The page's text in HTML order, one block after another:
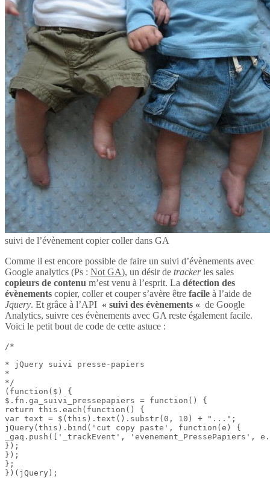
suivi de l’évènement copier coller dans GA
Comme il est encore possible de faire un suivi d’évènements avec
Google analytics (Ps : Not GA), un désir de trackerles sales
copieurs de contenu m’est venu à l’esprit. La détection des
évènements copier, coller et couper s’avère être facile à l’aide de
Jquery. Et grâce à l’API « suivi des évènements « de Google
Analytics, suivre ces évènements avec GA reste également facile.
Voici le petit bout de code de cette astuce :
/*
* jQuery suivi presse-papiers
*
*/
(function($) {
$.fn.ga_suivi_pressepapiers = function() {
return this.each(function() {
var text = $(this).text().substr(0, 10) + "...";
jQuery(this).bind('cut copy paste', function(e) {
_gaq.push(['_trackEvent', 'evenement_PressePapiers',
});
});
};
})(jQuery);